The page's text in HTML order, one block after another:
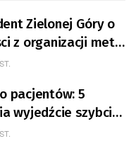
Zielonej Góry o
z organizacji mety
Pologne
pacjentów: 5
wyjedźcie szybciej